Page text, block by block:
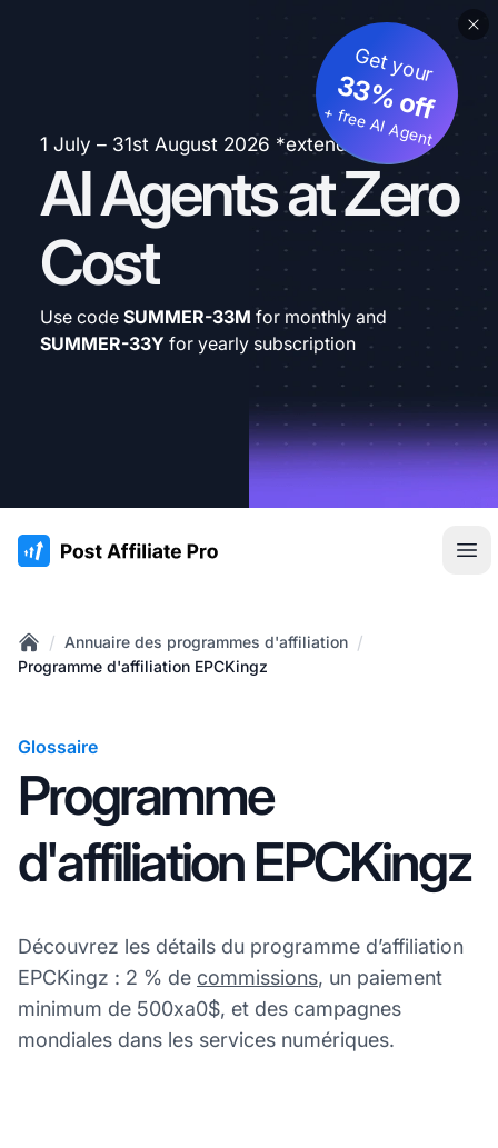
1 July – 31st August 2026 *extended
AI Agents at Zero
Cost
Get your
33% off
+ free AI Agent
Use code SUMMER-33M for monthly and
SUMMER-33Y for yearly subscription
:site.title
Home
/ Annuaire des programmes d'affiliation /
Programme d'affiliation EPCKingz
Glossaire
Programme
d'affiliation EPCKingz
Découvrez les détails du programme d’affiliation
EPCKingz : 2 % de commissions, un paiement
minimum de 500xa0$, et des campagnes
mondiales dans les services numériques.